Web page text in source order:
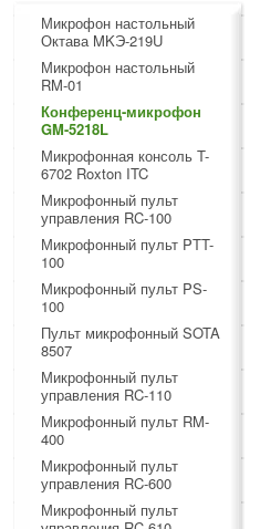
Микрофон настольный
Октава MKЭ-219U
Микрофон настольный
RM-01
Конференц-микрофон
GM-5218L
Микрофонная консоль T-
6702 Roxton ITC
Микрофонный пульт
управления RC-100
Микрофонный пульт PTT-
100
Микрофонный пульт PS-
100
Пульт микрофонный SOTA
8507
Микрофонный пульт
управления RC-110
Микрофонный пульт RM-
400
Микрофонный пульт
управления RC-600
Микрофонный пульт